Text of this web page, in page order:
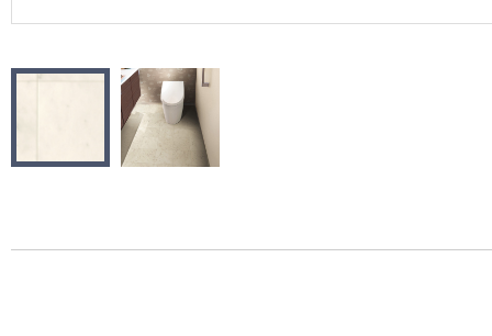
モデルハウス
新築戸建・マンション
#リリカラのある暮らし